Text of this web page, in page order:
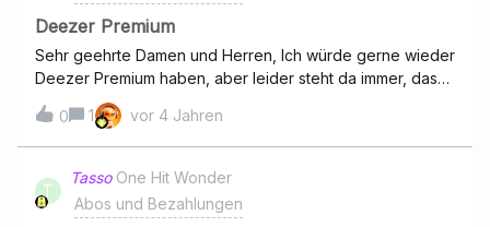
Deezer Premium
Sehr geehrte Damen und Herren, Ich würde gerne wieder
Deezer Premium haben, aber leider steht da immer, das
die Transaktion nicht möglich ist, obwohl ich alle
Rechnungen bezahlt habe. Gibt es dafür einen Grund?
0 1 vor 4 Jahren
T
Tasso One Hit Wonder
Abos und Bezahlungen